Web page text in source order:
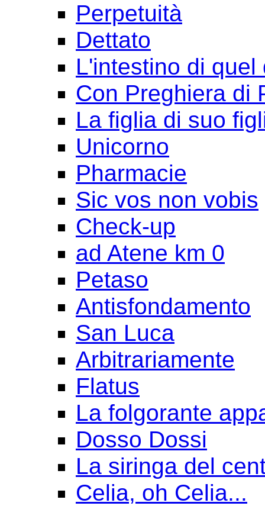
Perpetuità
Dettato
L'intestino di
Con Preghiera di
La figlia di suo
Unicorno
Pharmacie
Sic vos non vobis
Check-up
ad Atene km 0
Petaso
Antisfondamento
San Luca
Arbitrariamente
Flatus
La folgorante
Dosso Dossi
La siringa del
Celia, oh Celia...